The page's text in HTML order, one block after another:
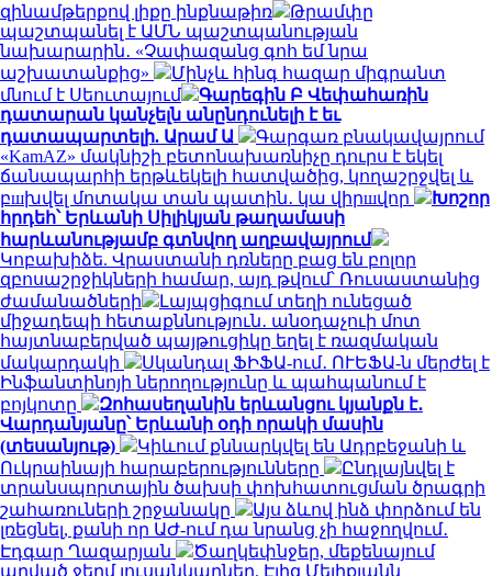
զինամթերքով լիքը ինքնաթիռ
Թրամփը
պաշտպանել է ԱՄՆ պաշտպանության
նախարարին․ «Չափազանց գոհ եմ նրա
աշխատանքից»
Մինչև հինգ հազար միգրանտ
մնում է Սեուտայում
Գարեգին Բ Վեփահառին
դատարան կանչելն անընդունելի է եւ
դատապարտելի. Արամ Ա
Գարգառ բնակավայրում
«KamAZ» մակնիշի բետոնախառնիչը դուրս է եկել
ճանապարհի երթևեկելի հատվածից, կողաշրջվել և
բшխվել մոտակա տան պատին․ կա վիրшվոր
Խոշոր
հրդեհ՝ Երևանի Սիլիկյան թաղամասի
հարևանությամբ գտնվող աղբավայրում
Կոբախիձե. Վրաստանի դռները բաց են բոլոր
զբոսաշրջիկների համար, այդ թվում՝ Ռուսաստանից
ժամանածների
Լայպցիգում տեղի ունեցած
միջադեպի հետաքննություն․ անօդաչուի մոտ
հայտնաբերված պայթուցիկը եղել է ռազմական
մակարդակի
Սկանդալ ՖԻՖԱ-ում․ ՈՒԵՖԱ-ն մերժել է
Ինֆանտինոյի ներողությունը և պահպանում է
բոյկոտը
Զոհասեղանին երևանցու կյանքն է․
Վարդանյանը՝ Երևանի օդի որակի մասին
(տեսանյութ)
Կիևում քննարկվել են Ադրբեջանի և
Ուկրաինայի հարաբերությունները
Ընդլայնվել է
տրանսպորտային ծախսի փոխհատուցման ծրագրի
շահառուների շրջանակը
Այս ձևով ինձ փորձում են
լռեցնել, քանի որ ԱԺ-ում դա նրանց չի հաջողվում․
Էդգար Ղազարյան
Ծաղկեփնջեր, մեքենայում
արված ջերմ լուսանկարներ. Էլիզ Մելիքյանն